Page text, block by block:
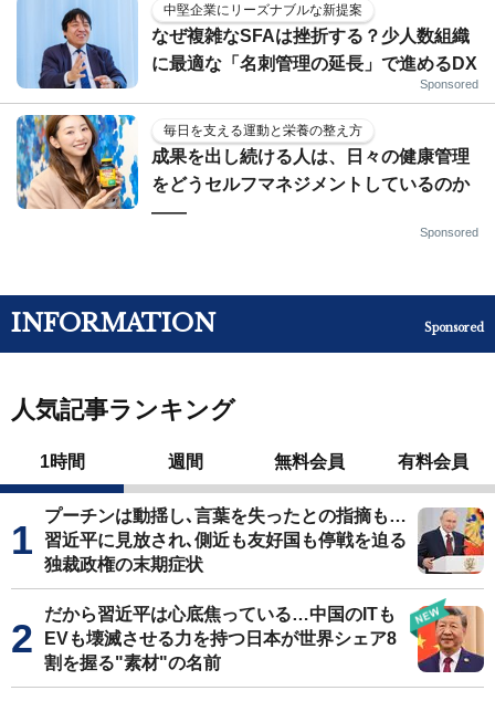
中堅企業にリーズナブルな新提案
なぜ複雑なSFAは挫折する？少人数組織
に最適な「名刺管理の延長」で進めるDX
Sponsored
毎日を支える運動と栄養の整え方
成果を出し続ける人は、日々の健康管理
をどうセルフマネジメントしているのか
——
Sponsored
INFORMATION Sponsored
人気記事ランキング
1時間 週間 無料会員 有料会員
プーチンは動揺し､言葉を失ったとの指摘も…
習近平に見放され､側近も友好国も停戦を迫る
独裁政権の末期症状
だから習近平は心底焦っている…中国のITも
EVも壊滅させる力を持つ日本が世界シェア8
割を握る"素材"の名前